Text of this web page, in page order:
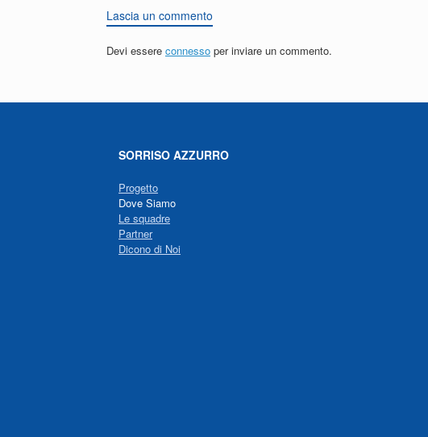
Lascia un commento
Devi essere connesso per inviare un commento.
SORRISO AZZURRO
Progetto
Dove Siamo
Le squadre
Partner
Dicono di Noi